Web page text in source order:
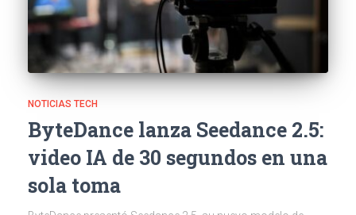
NOTICIAS TECH
ByteDance lanza Seedance 2.5:
video IA de 30 segundos en una
sola toma